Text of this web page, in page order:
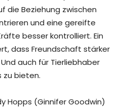
die Beziehung zwischen
und eine gereifte
besser kontrolliert. Ein
dass Freundschaft stärker
auch für Tierliebhaber
zu bieten.
Hopps (Ginnifer Goodwin)